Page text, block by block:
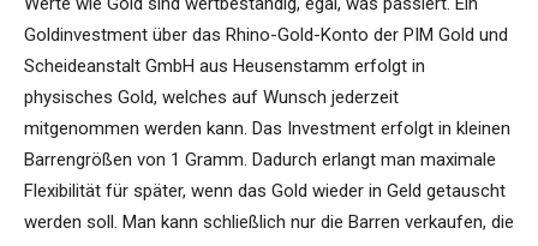
Goldinvestment über das Rhino-Gold-Konto der PIM Gold und
Scheideanstalt GmbH aus Heusenstamm erfolgt in
physisches Gold, welches auf Wunsch jederzeit
mitgenommen werden kann. Das Investment erfolgt in kleinen
Barrengrößen von 1 Gramm. Dadurch erlangt man maximale
Flexibilität für später, wenn das Gold wieder in Geld getauscht
werden soll. Man kann schließlich nur die Barren verkaufen, die